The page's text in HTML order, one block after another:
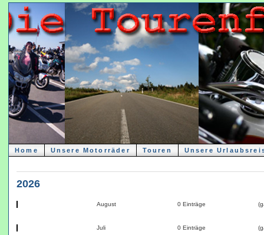
Home Unsere Motorräder Touren Unsere
2026
August 0 Einträge
Juli 0 Einträge